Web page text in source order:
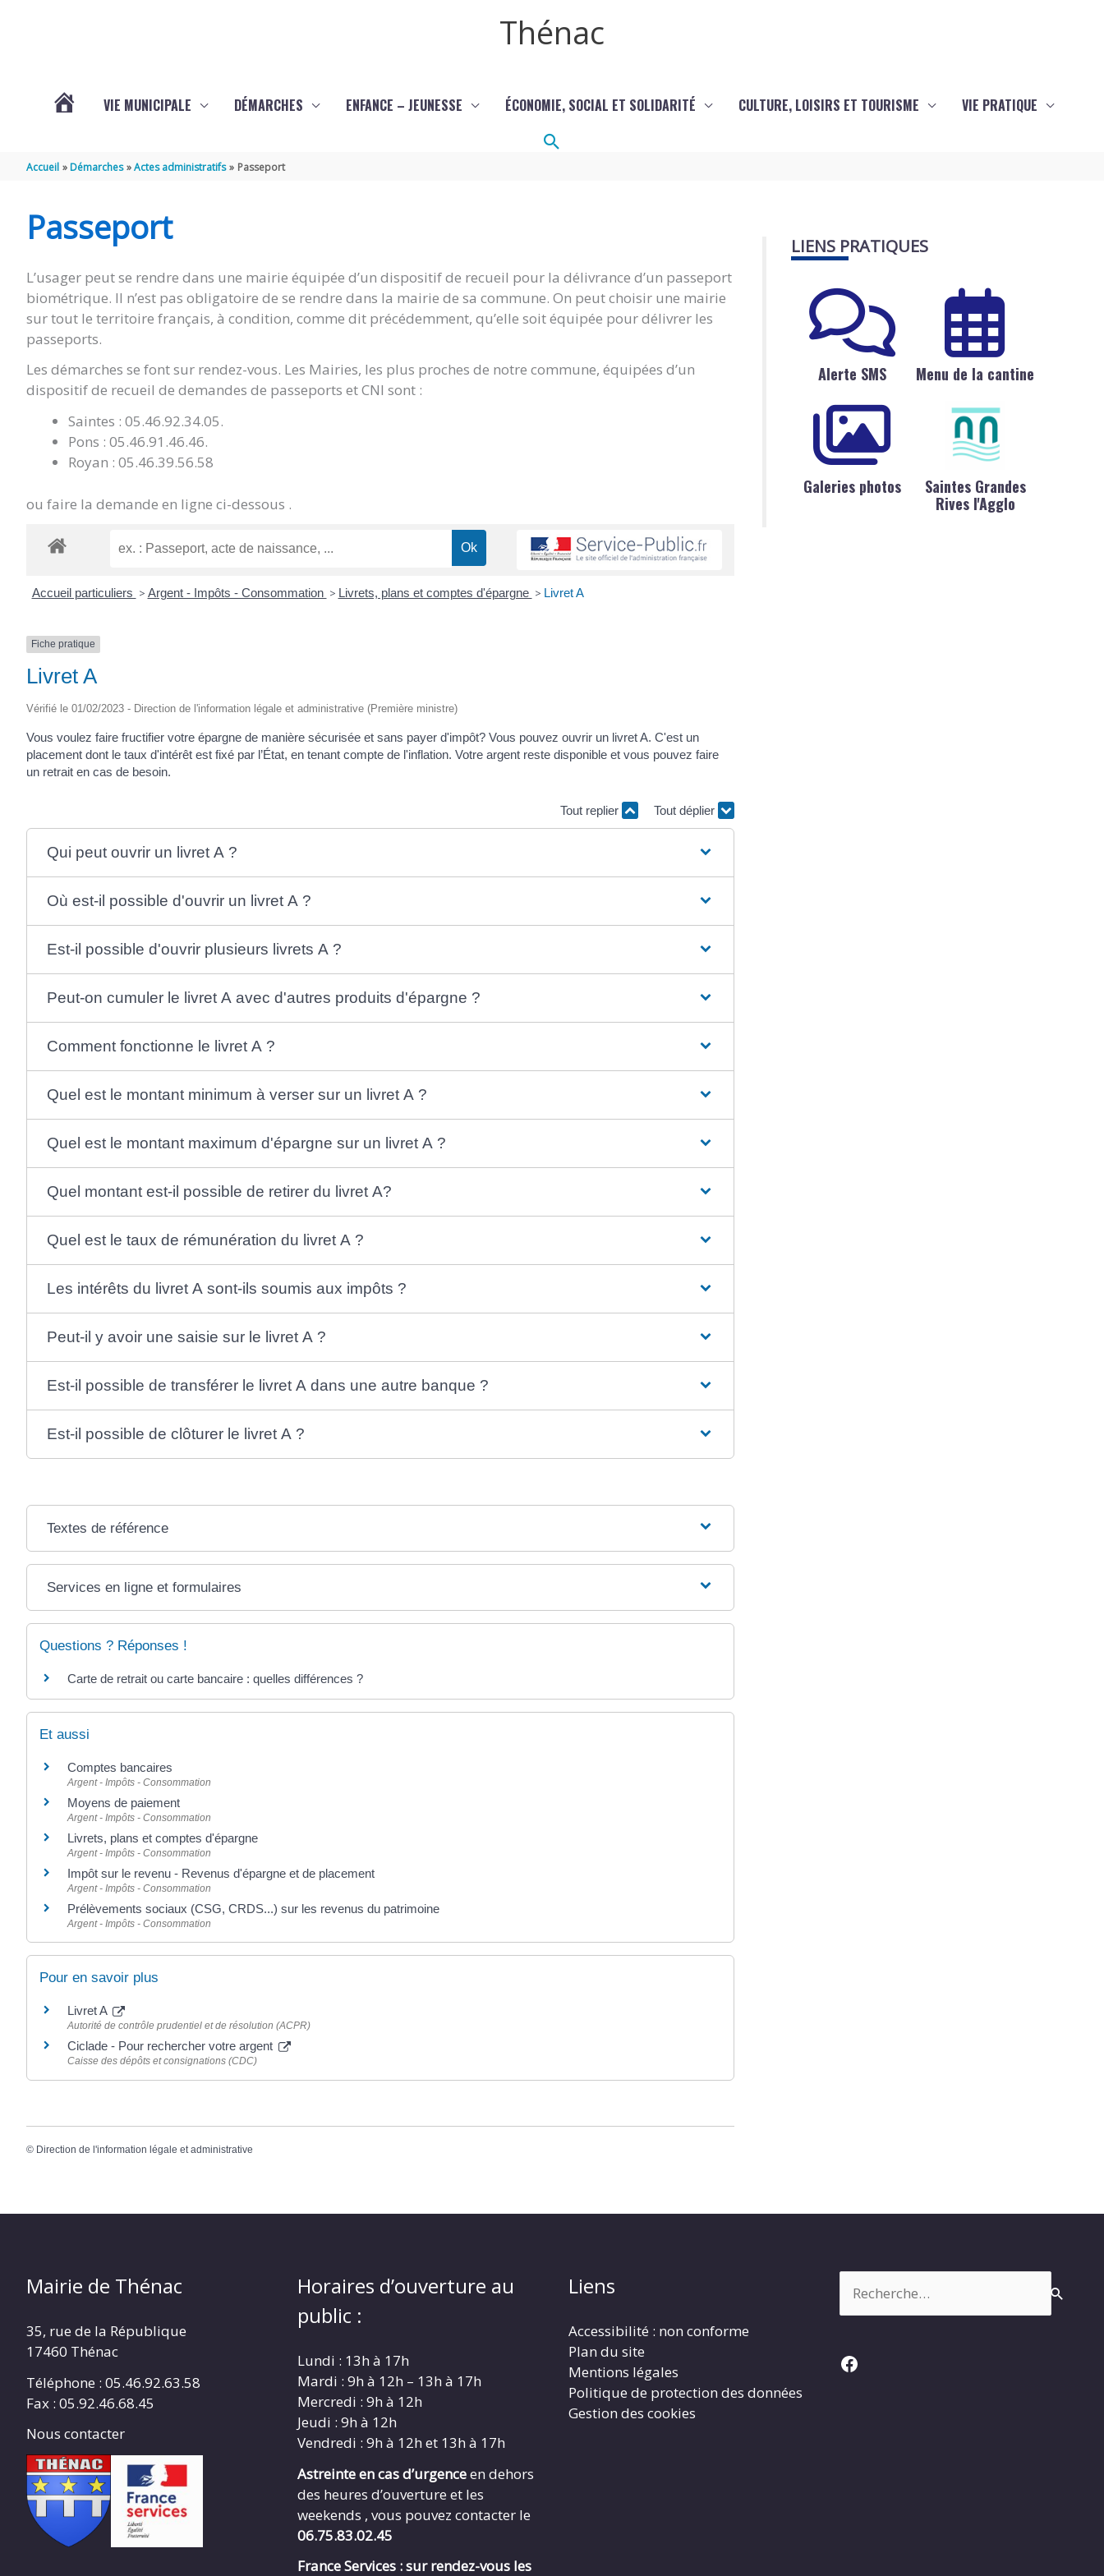
Thénac
THÉNAC
VIE MUNICIPALE DÉMARCHES ENFANCE – JEUNESSE ÉCONOMIE, SOCIAL ET SOLIDARITÉ CULTURE, LOISIRS ET TOURISME VIE PRATIQUE
Rechercher
Accueil Démarches Actes administratifs Passeport
Passeport
L’usager peut se rendre dans une mairie équipée d’un dispositif de recueil pour la délivrance d’un passeport
biométrique. Il n’est pas obligatoire de se rendre dans la mairie de sa commune. On peut choisir une mairie
sur tout le territoire français, à condition, comme dit précédemment, qu’elle soit équipée pour délivrer les
passeports.
Les démarches se font sur rendez-vous. Les Mairies, les plus proches de notre commune, équipées d’un
dispositif de recueil de demandes de passeports et CNI sont :
Saintes : 05.46.92.34.05.
Pons : 05.46.91.46.46.
Royan : 05.46.39.56.58
ou faire la demande en ligne ci-dessous .
Accueil particuliers > Argent - Impôts - Consommation > Livrets, plans et comptes d'épargne > Livret A
Fiche pratique
Livret A
Vérifié le 01/02/2023 - Direction de l'information légale et administrative (Première ministre)
Vous voulez faire fructifier votre épargne de manière sécurisée et sans payer d'impôt? Vous pouvez ouvrir un livret A. C'est un
placement dont le taux d'intérêt est fixé par l’État, en tenant compte de l'inflation. Votre argent reste disponible et vous pouvez faire
un retrait en cas de besoin.
Tout replier Tout déplier
Qui peut ouvrir un livret A ?
Où est-il possible d'ouvrir un livret A ?
Est-il possible d'ouvrir plusieurs livrets A ?
Peut-on cumuler le livret A avec d'autres produits d'épargne ?
Comment fonctionne le livret A ?
Quel est le montant minimum à verser sur un livret A ?
Quel est le montant maximum d'épargne sur un livret A ?
Quel montant est-il possible de retirer du livret A?
Quel est le taux de rémunération du livret A ?
Les intérêts du livret A sont-ils soumis aux impôts ?
Peut-il y avoir une saisie sur le livret A ?
Est-il possible de transférer le livret A dans une autre banque ?
Est-il possible de clôturer le livret A ?
Textes de référence
Services en ligne et formulaires
Questions ? Réponses !
Carte de retrait ou carte bancaire : quelles différences ?
Et aussi
Comptes bancaires
Argent - Impôts - Consommation
Moyens de paiement
Argent - Impôts - Consommation
Livrets, plans et comptes d'épargne
Argent - Impôts - Consommation
Impôt sur le revenu - Revenus d'épargne et de placement
Argent - Impôts - Consommation
Prélèvements sociaux (CSG, CRDS...) sur les revenus du patrimoine
Argent - Impôts - Consommation
Pour en savoir plus
Livret A
Autorité de contrôle prudentiel et de résolution (ACPR)
Ciclade - Pour rechercher votre argent
Caisse des dépôts et consignations (CDC)
© Direction de l'information légale et administrative
LIENS PRATIQUES
Alerte SMS Menu de la cantine
Galeries photos
Saintes Grandes
Rives l'Agglo
Mairie de Thénac
35, rue de la République
17460 Thénac
Téléphone : 05.46.92.63.58
Fax : 05.92.46.68.45
Nous contacter
Horaires d’ouverture au
public :
Lundi : 13h à 17h
Mardi : 9h à 12h – 13h à 17h
Mercredi : 9h à 12h
Jeudi : 9h à 12h
Vendredi : 9h à 12h et 13h à 17h
Astreinte en cas d’urgenceen dehors
des heures d’ouverture et les
weekends , vous pouvez contacter le
06.75.83.02.45
France Services : sur rendez-vous les
Liens
Accessibilité : non conforme
Plan du site
Mentions légales
Politique de protection des données
Gestion des cookies
Facebook